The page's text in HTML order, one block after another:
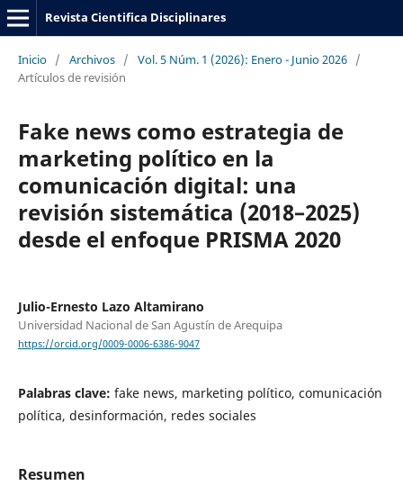
Revista Cientifica Disciplinares
Inicio / Archivos / Vol. 5 Núm. 1 (2026): Enero - Junio 2026 /
Artículos de revisión
Fake news como estrategia de
marketing político en la
comunicación digital: una
revisión sistemática (2018–2025)
desde el enfoque PRISMA 2020
Julio-Ernesto Lazo Altamirano
Universidad Nacional de San Agustín de Arequipa
https://orcid.org/0009-0006-6386-9047
Palabras clave: fake news, marketing político, comunicación
política, desinformación, redes sociales
Resumen